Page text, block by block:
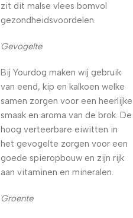
zit dit malse vlees bomvol
gezondheidsvoordelen.
Gevogelte
Bij Yourdog maken wij gebruik
van eend, kip en kalkoen welke
samen zorgen voor een heerlijke
smaak en aroma van de brok. De
hoog verteerbare eiwitten in
het gevogelte zorgen voor een
goede spieropbouw en zijn rijk
aan vitaminen en mineralen.
Groente